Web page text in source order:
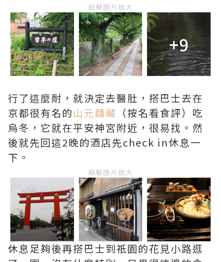
點擊圖片放大
+9
行了這麼耐，就決定去醫肚，搭巴士去在
京都很有名的山元麵藏 （按名看食評）吃
烏冬，它就在平安神宮附近，很易找。然
後就先回這2晚的酒店先check in休息一
下。
點擊圖片放大
休息足夠後再搭巴士到祇園的花見小路逛